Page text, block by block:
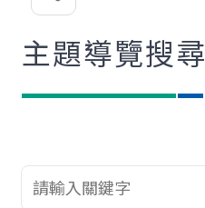
歡
主題導覽搜尋
查詢關鍵字